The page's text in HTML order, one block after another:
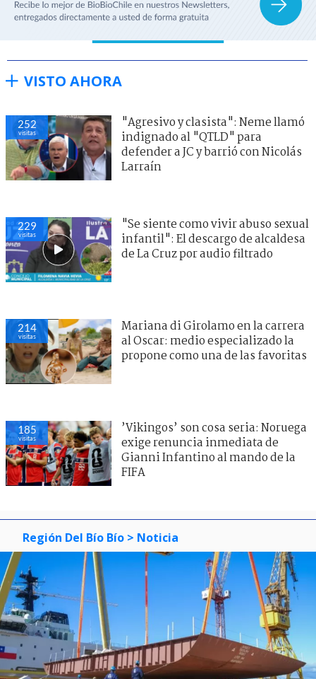
VISTO AHORA
252
visitas
"Agresivo y clasista": Neme llamó
indignado al "QTLD" para
defender a JC y barrió con Nicolás
Larraín
229
visitas
"Se siente como vivir abuso sexual
infantil": El descargo de alcaldesa
de La Cruz por audio filtrado
214
visitas
Mariana di Girolamo en la carrera
al Oscar: medio especializado la
propone como una de las favoritas
185
visitas
’Vikingos’ son cosa seria: Noruega
exige renuncia inmediata de
Gianni Infantino al mando de la
FIFA
Región Del Bío Bío > Noticia